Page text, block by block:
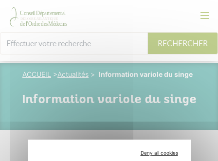
RECHERCHER
ACCUEIL >Actualités > Information variole du singe
Information variole du singe
Deny all cookies